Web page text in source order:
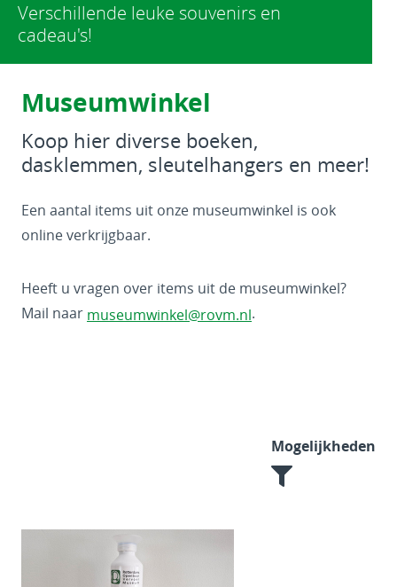
Verschillende leuke souvenirs en
cadeau's!
Museumwinkel
Koop hier diverse boeken,
dasklemmen, sleutelhangers en meer!
Een aantal items uit onze museumwinkel is ook
online verkrijgbaar.
Heeft u vragen over items uit de museumwinkel?
Mail naar museumwinkel@rovm.nl.
Mogelijkheden